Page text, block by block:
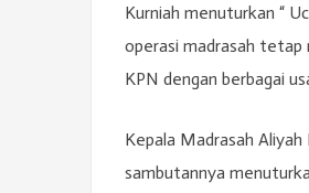
Kurniah menuturkan “
operasi madrasah tetap
KPN dengan berbagai
Kepala Madrasah
sambutannya